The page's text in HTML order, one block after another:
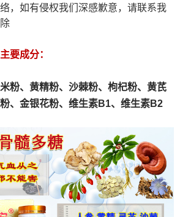
，如有侵权我们深感歉意，请联系我
要成分：
粉、 黄精粉、沙棘粉、枸杞粉、黄芪
、金银花粉、维生素B1、维生素B2